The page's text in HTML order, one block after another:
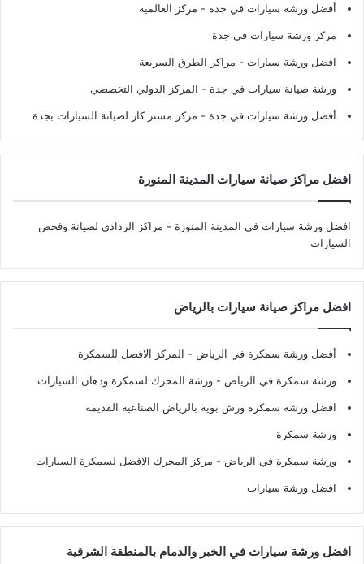
أفضل ورشة سيارات في جدة - مركز العالمية
مركز ورشة سيارات في جدة
افضل ورشة سيارات - مراكز الطرق السريعة
ورشة صيانة سيارات في جدة - المركز الدولي التخصصي
أفضل ورشة سيارات في جدة - مركز مستر كار لصيانة السيارات بجدة
افضل مراكز صيانة سيارات المدينة المنورة
افضل ورشة سيارات في المدينة المنورة - مراكز الردادي لصيانة وفحص
السيارات
افضل مراكز صيانة سيارات بالرياض
أفضل ورشة سمكرة في الرياض - المركز الافضل للسمكرة
ورشة سمكرة في الرياض - ورشة المحرك لسمكرة ودهان السيارات
افضل ورشة سمكرة ورش بوية بالرياض الصناعية القديمة
ورشة سمكرة
ورشة سمكرة في الرياض - مركز المحرك الافضل لسمكرة السيارات
افضل ورشة سيارات
افضل ورشة سيارات في الخبر والدمام بالمنطقة الشرقية